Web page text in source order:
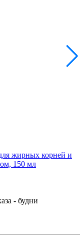
жирных корней и
150 мл
- будни